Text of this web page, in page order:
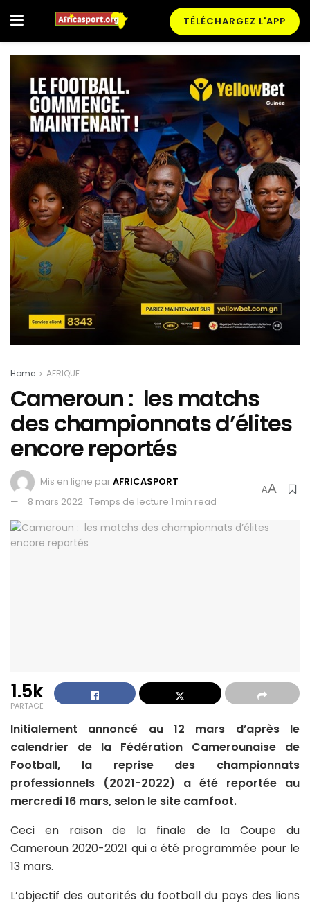
TÉLÉCHARGEZ L'APP
Home AFRIQUE
Cameroun : les matchs
des championnats d’élites
encore reportés
Mis en ligne parAFRICASPORT
8 mars 2022 Temps de lecture:1 min read
AA
1.5k
PARTAGE
Initialement annoncé au 12 mars d’après le
calendrier de la Fédération Camerounaise de
Football, la reprise des championnats
professionnels (2021-2022) a été reportée au
mercredi 16 mars, selon le site camfoot.
Ceci en raison de la finale de la Coupe du
Cameroun 2020-2021 qui a été programmée pour le
13 mars.
L’objectif des autorités du football du pays des lions